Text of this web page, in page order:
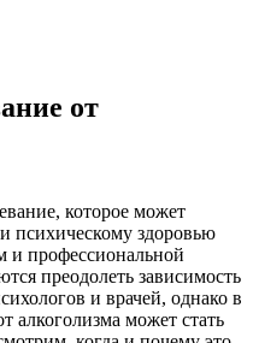
от
которое может
психическому здоровью
и профессиональной
преодолеть зависимость
и врачей, однако в
алкоголизма может стать